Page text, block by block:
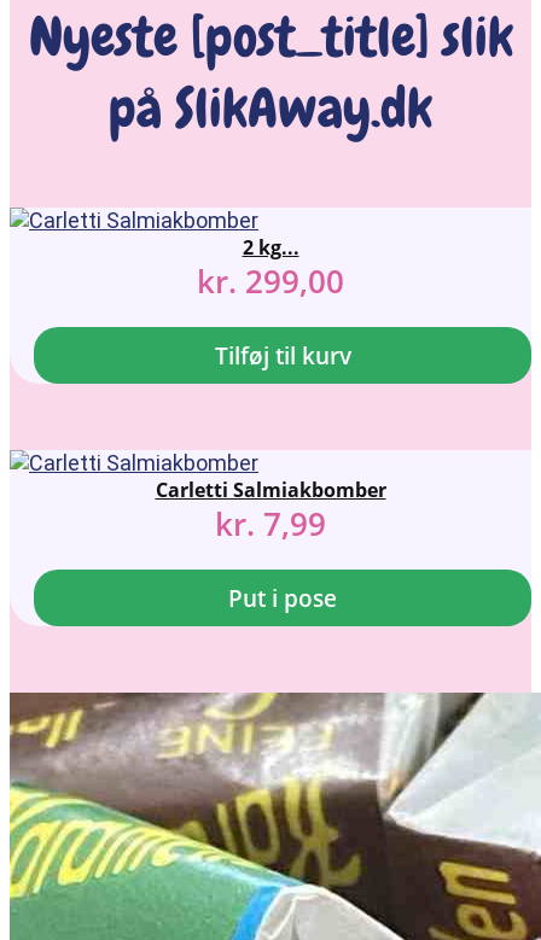
Nyeste [post_title] slik
på SlikAway.dk
2 kg...
kr. 299,00
Tilføj til kurv
Carletti Salmiakbomber
kr. 7,99
Put i pose